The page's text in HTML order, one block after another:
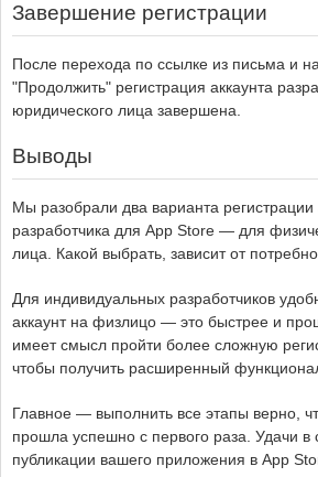
Завершение регистрации
После перехода по ссылке из письма и
"Продолжить" регистрация аккаунта
юридического лица завершена.
Выводы
Мы разобрали два варианта регистрации
разработчика для App Store — для
лица. Какой выбрать, зависит от
Для индивидуальных разработчиков
аккаунт на физлицо — это быстрее и
имеет смысл пройти более сложную
чтобы получить расширенный
Главное — выполнить все этапы верно,
прошла успешно с первого раза. Удачи в
публикации вашего приложения в App